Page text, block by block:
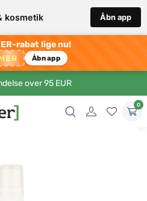
kosmetik Åbn app
rabat lige nu!
Åbn app
over 95 EUR
0